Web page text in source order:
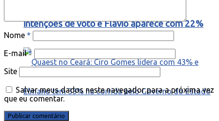
intenções de voto e Flavio aparece com 22%
Nome *
E-mail*
Site
Salvar meus dados neste navegador para a próxima vez
que eu comentar.